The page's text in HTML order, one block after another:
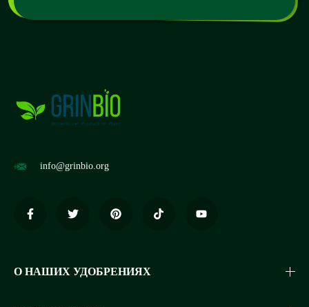
info@grinbio.org
О НАШИХ УДОБРЕНИЯХ